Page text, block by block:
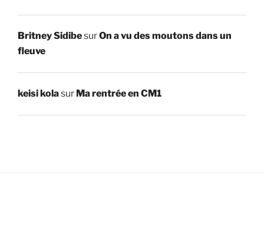
Britney SidibesurOn a vu des moutons dans un
fleuve
keisi kolasur Ma rentrée en CM1